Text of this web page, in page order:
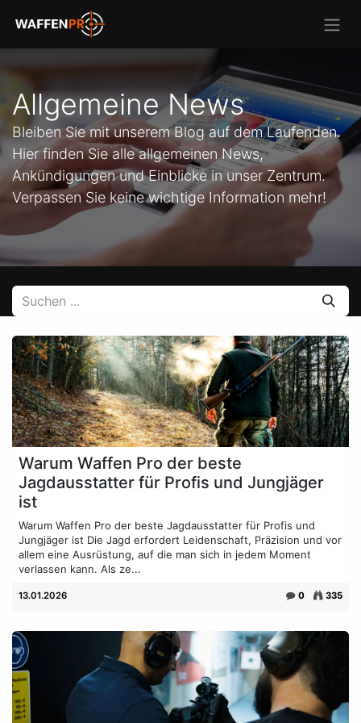
Allgemeine News
Bleiben Sie mit unserem Blog auf dem Laufenden.
Hier finden Sie alle allgemeinen News,
Ankündigungen und Einblicke in unser Zentrum.
Verpassen Sie keine wichtige Information mehr!
Warum Waffen Pro der beste
Jagdausstatter für Profis und Jungjäger
ist
Warum Waffen Pro der beste Jagdausstatter für Profis und
Jungjäger ist Die Jagd erfordert Leidenschaft, Präzision und vor
allem eine Ausrüstung, auf die man sich in jedem Moment
verlassen kann. Als ze...
13.01.2026 0 335